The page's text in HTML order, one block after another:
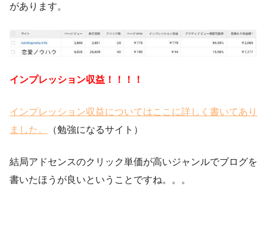
があります。
インプレッション収益！！！！
インプレッション収益についてはここに詳しく書いてあり
ました。
（勉強になるサイト）
結局アドセンスのクリック単価が高いジャンルでブログを
書いたほうが良いということですね。。。